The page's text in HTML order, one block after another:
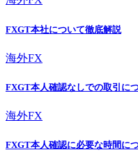
FXGT本社について徹底解説
海外FX
FXGT本人確認なしでの取引に
海外FX
FXGT本人確認に必要な時間に